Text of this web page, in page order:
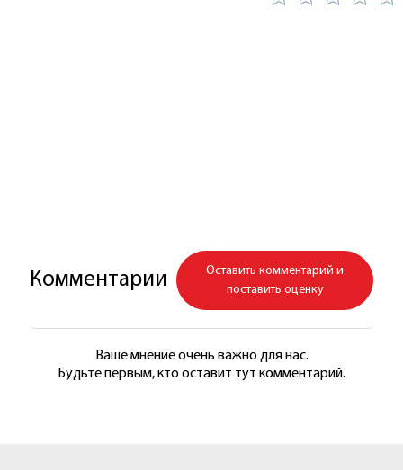
Комментарии
Оставить комментарий и
поставить оценку
Ваше мнение очень важно для нас.
Будьте первым, кто оставит тут комментарий.